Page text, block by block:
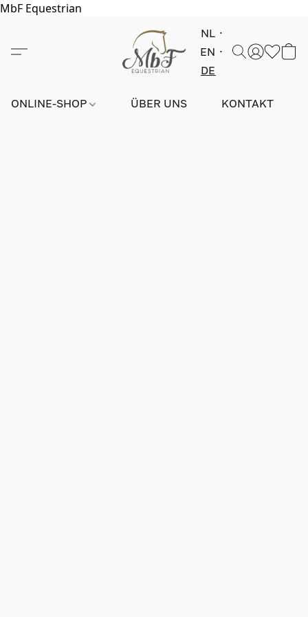
MbF Equestrian
NL
EN
DE
ONLINE-SHOP ÜBER UNS KONTAKT